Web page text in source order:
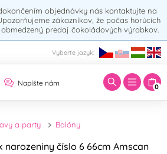
objednávky nás kontaktujte na
zákazníkov, že počas horúcich
predaj čokoládových výrobkov.
Vyberte jazyk:
Napíšte nám 0
a party Balóny
číslo 6 66cm Amscan